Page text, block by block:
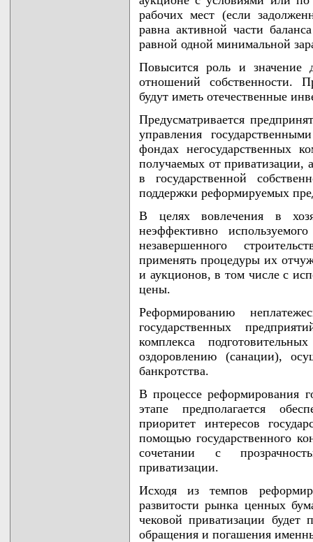
рабочих мест (если
равна активной части
равной одной минимальной
Повысится роль и значение
отношений собственности.
будут иметь отечественные
Предусматривается
управления
фондах негосударственных
получаемых от приватизации,
в государственной
поддержки реформируемых
В целях вовлечения в
неэффективно
незавершенного
применять процедуры их
и аукционов, в том числе с
цены.
Реформированию
государственных
комплекса
оздоровлению (санации),
банкротства.
В процессе реформирования
этапе предполагается
приоритет интересов
помощью государственного
сочетании с
приватизации.
Исходя из темпов
развитости рынка ценных
чековой приватизации будет
обращения и погашения